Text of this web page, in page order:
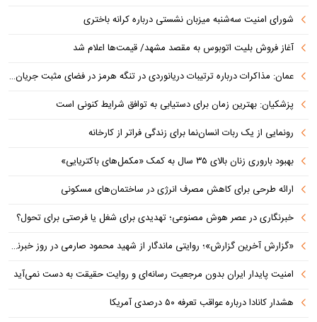
شورای امنیت سه‌شنبه میزبان نشستی درباره کرانه باختری
آغاز فروش بلیت اتوبوس به مقصد مشهد/ قیمت‌ها اعلام شد
عمان: مذاکرات درباره ترتیبات دریانوردی در تنگه هرمز در فضای مثبت جریان دارد
پزشکیان‌: بهترین زمان برای دستیابی به توافق شرایط کنونی است
رونمایی از یک ربات انسان‌نما برای زندگی فراتر از کارخانه
بهبود باروری زنان بالای ۳۵ سال به کمک «مکمل‌های باکتریایی»
ارائه طرحی برای کاهش مصرف انرژی در ساختمان‌های مسکونی
خبرنگاری در عصر هوش مصنوعی؛ تهدیدی برای شغل یا فرصتی برای تحول؟
«گزارش آخرین گزارش»؛ روایتی ماندگار از شهید محمود صارمی در روز خبرنگار
امنیت پایدار ایران بدون مرجعیت رسانه‌ای و روایت حقیقت به دست نمی‌آید
هشدار کانادا درباره عواقب تعرفه ۵۰ درصدی آمریکا